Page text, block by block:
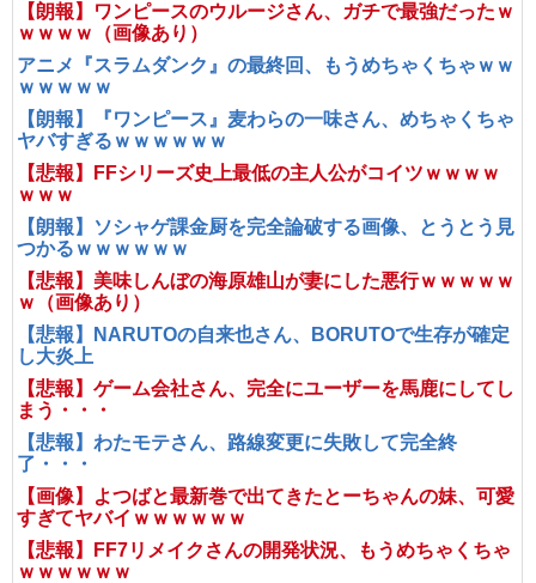
【朗報】ワンピースのウルージさん、ガチで最強だったｗ
ｗｗｗｗ（画像あり）
アニメ『スラムダンク』の最終回、もうめちゃくちゃｗｗ
ｗｗｗｗｗ
【朗報】『ワンピース』麦わらの一味さん、めちゃくちゃ
ヤバすぎるｗｗｗｗｗｗ
【悲報】FFシリーズ史上最低の主人公がコイツｗｗｗｗ
ｗｗｗ
【朗報】ソシャゲ課金厨を完全論破する画像、とうとう見
つかるｗｗｗｗｗｗ
【悲報】美味しんぼの海原雄山が妻にした悪行ｗｗｗｗｗ
ｗ（画像あり）
【悲報】NARUTOの自来也さん、BORUTOで生存が確定
し大炎上
【悲報】ゲーム会社さん、完全にユーザーを馬鹿にしてし
まう・・・
【悲報】わたモテさん、路線変更に失敗して完全終
了・・・
【画像】よつばと最新巻で出てきたとーちゃんの妹、可愛
すぎてヤバイｗｗｗｗｗｗ
【悲報】FF7リメイクさんの開発状況、もうめちゃくちゃ
ｗｗｗｗｗｗ